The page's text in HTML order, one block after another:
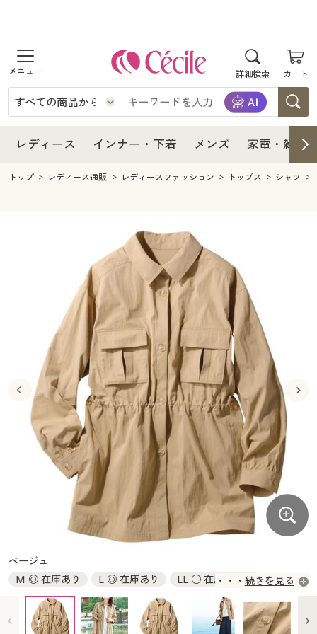
詳細検索 カート
商品を探す
レディース
レディースファッション
インナー・下着
インナー・下着通販すべて
ジュニア・ティーンズ下着
メンズ
メンズファッション
キッチン・雑貨・日用品
寝具・インテリア・家具
寝具・インテリア・家具通販すべて
家具・収納
寝具・ベッド
カーテン・ラグ・ファブリック
美容・健康通販すべて
美容・健康・サプリメント
制服・スクール
制服・スクールすべて
制服・学生服
ジュニア・ティーンズ下着
大きいサイズ
大きいサイズ通販すべて
大きいサイズ レディース服
大きいサイズ レディース下着
大きいサイズ メンズ
大きいサイズ 事務・制服
バーゲン
バーゲンセール
シークレットセール
詳細検索
商品カテゴリ一覧
カタログ・チラシからのご注文
デジタルカタログ
レディース インナー・下着 メンズ 家電・雑貨
レディース
レディース通販すべて
レディースファッション
インナー・下着
インナー・下着通販すべて
ジュニア・ティーンズ下着
メンズ
キッチン・雑貨・日用品
寝具・インテリア・家具通販すべて
寝具・ベッド
カーテン・ラグ・ファブリック
美容・健康通販すべて
美容・健康・サプリメント
制服・スクール
制服・スクールすべて
制服・学生服
ジュニア・ティーンズ下着
大きいサイズ
大きいサイズ通販すべて
大きいサイズ レディース服
大きいサイズ レディース下着
大きいサイズ メンズ
大きいサイズ 事務・制服
バーゲン
バーゲンセール
シークレットセール
詳細検索
商品カテゴリ一覧
カタログ
カタログ・チラシからのご注文
カタログ無料プレゼント
会員メニュー
トップ レディース通販 レディースファッション トップス シャツ
ベージュ
M ◎ 在庫あり
L ◎ 在庫あり
LL ○ 在庫わずか
3L × 完売
続きを見る